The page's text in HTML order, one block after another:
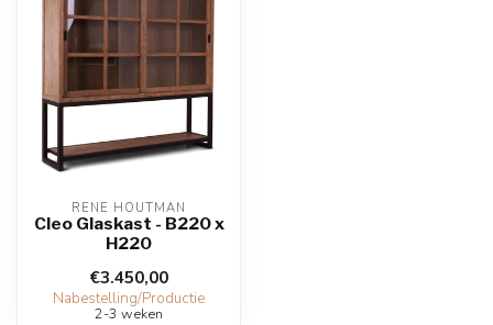
RENE HOUTMAN
Cleo Glaskast - B220 x
H220
€3.450,00
Nabestelling/Productie
2-3 weken